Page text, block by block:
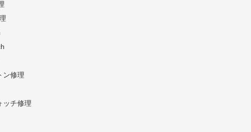
ン修理
ッチ修理